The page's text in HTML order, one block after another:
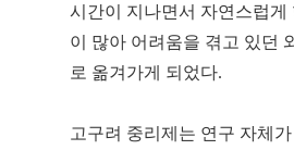
시간이 지나면서 자연스럽
이 많아 어려움을 겪고 있던
로 옮겨가게 되었다.
고구려 중리제는 연구 자체